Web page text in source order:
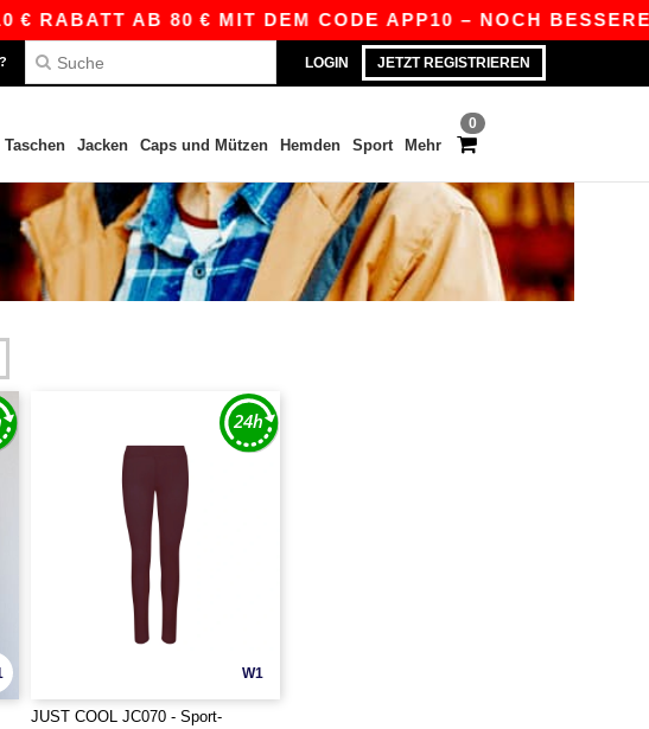
AB 80 € MIT DEM CODE APP10 – NOCH BESSERE
LOGIN JETZT REGISTRIEREN
0
Taschen Jacken Caps und Mützen Hemden Sport Mehr
W1
JUST COOL JC070 - Sport-